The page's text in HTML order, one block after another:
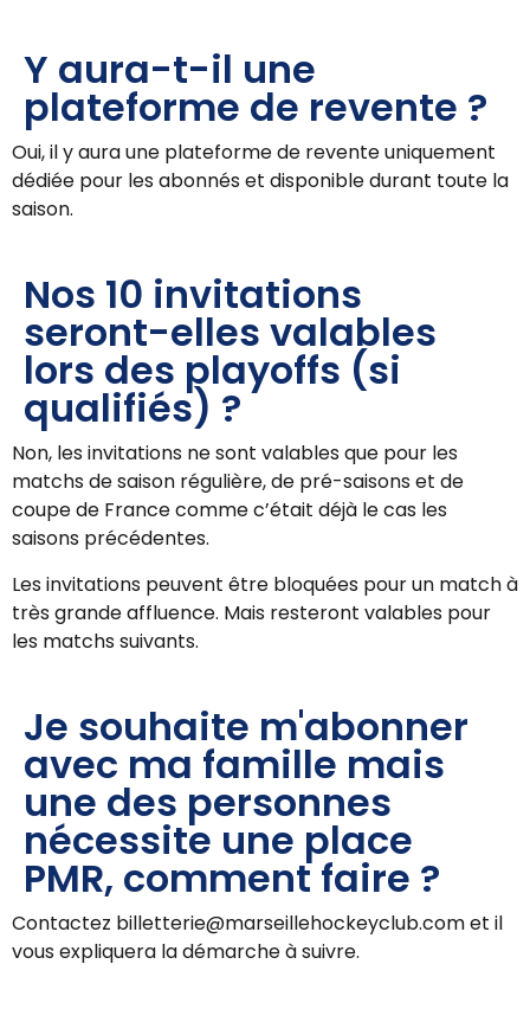
Y aura-t-il une
plateforme de revente ?
Oui, il y aura une plateforme de revente uniquement
dédiée pour les abonnés et disponible durant toute la
saison.
Nos 10 invitations
seront-elles valables
lors des playoffs (si
qualifiés) ?
Non, les invitations ne sont valables que pour les
matchs de saison régulière, de pré-saisons et de
coupe de France comme c’était déjà le cas les
saisons précédentes.
Les invitations peuvent être bloquées pour un match à
très grande affluence. Mais resteront valables pour
les matchs suivants.
Je souhaite m'abonner
avec ma famille mais
une des personnes
nécessite une place
PMR, comment faire ?
Contactez billetterie@marseillehockeyclub.com et il
vous expliquera la démarche à suivre.